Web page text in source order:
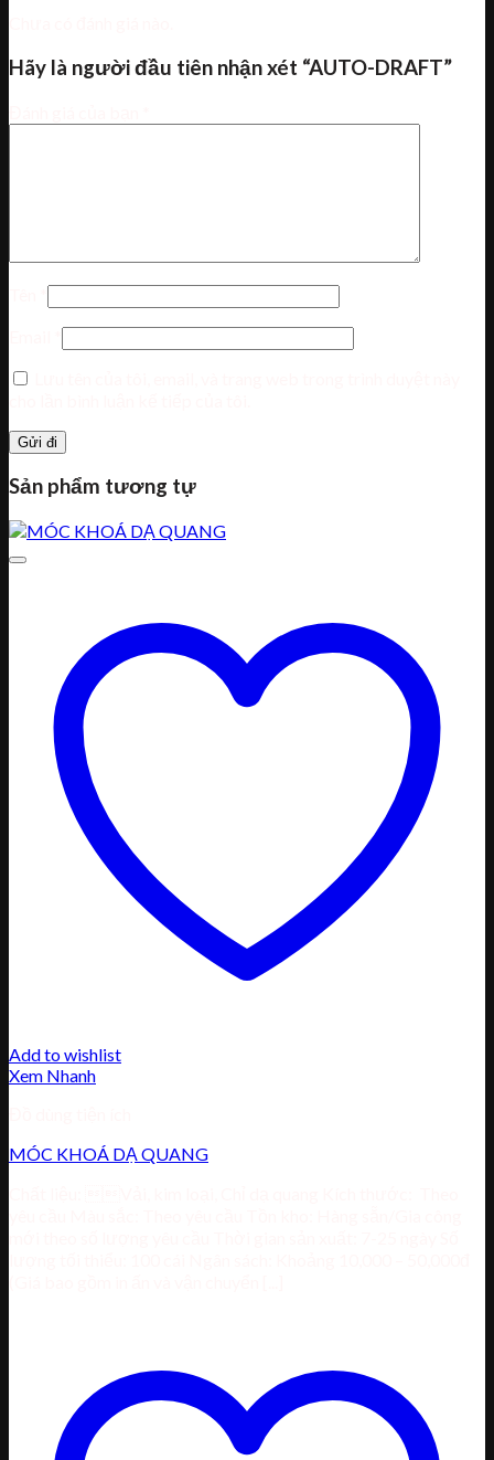
Hãy là người đầu tiên nhận xét “AUTO-DRAFT”
Sản phẩm tương tự
Add to wishlist
Xem Nhanh
MÓC KHOÁ DẠ QUANG